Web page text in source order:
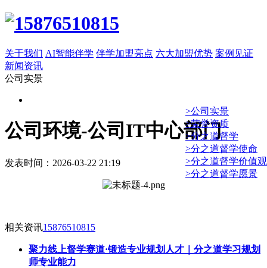
关于我们 AI智能伴学 伴学加盟亮点 六大加盟优势 案例见证
新闻资讯
公司实景
>公司实景
>荣誉资质
>分之道督学
>分之道督学使命
>分之道督学价值观
>分之道督学愿景
公司环境-公司IT中心部门
发表时间：2026-03-22 21:19
相关资讯15876510815
聚力线上督学赛道·锻造专业规划人才｜分之道学习规划
师专业能力